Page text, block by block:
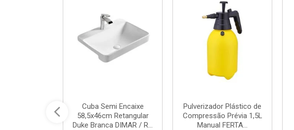
Cuba Semi Encaixe
58,5x46cm Retangular
Duke Branca DIMAR / R...
Pulverizador Plástico de
Compressão Prévia 1,5L
Manual FERTA...